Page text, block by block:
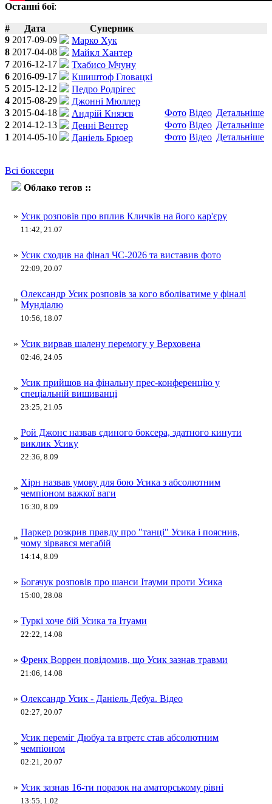
Останні бої:
# Дата
Суперник
9 2017-09-09
Марко Хук
8 2017-04-08
Майкл Хантер
7 2016-12-17
Тхабисо Мчуну
6 2016-09-17
Кшиштоф Гловацкі
5 2015-12-12
Педро Родрігес
4 2015-08-29
Джонні Мюллер
3 2015-04-18 Андрій Князєв Фото Відео Детальніше
2 2014-12-13 Денні Вентер Фото Відео Детальніше
1 2014-05-10 Даніель Брюер Фото Відео Детальніше
Всі боксери
Облако тегов ::
» Усик розповів про вплив Кличків на його кар'єру
11:42, 21.07
» Усик сходив на фінал ЧС-2026 та виставив фото
22:09, 20.07
»
Олександр Усик розповів за кого вболіватиме у фіналі
Мундіалю
10:56, 18.07
» Усик вирвав шалену перемогу у Верховена
02:46, 24.05
»
Усик прийшов на фінальну прес-конференцію у
спеціальній вишиванці
23:25, 21.05
»
Рой Джонс назвав єдиного боксера, здатного кинути
виклик Усику
22:36, 8.09
»
Хірн назвав умову для бою Усика з абсолютним
чемпіоном важкої ваги
16:30, 8.09
»
Паркер розкрив правду про "танці" Усика і пояснив,
чому зірвався мегабій
14:14, 8.09
» Богачук розповів про шанси Ітауми проти Усика
15:00, 28.08
» Туркі хоче бій Усика та Ітуами
22:22, 14.08
» Френк Воррен повідомив, що Усик зазнав травми
21:06, 14.08
» Олександр Усик - Даніель Дебуа. Відео
02:27, 20.07
»
Усик переміг Дюбуа та втретє став абсолютним
чемпіоном
02:21, 20.07
» Усик зазнав 16-ти поразок на аматорському рівні
13:55, 1.02